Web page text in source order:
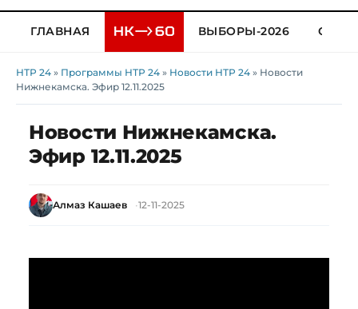
ГЛАВНАЯ ВЫБОРЫ-2026
НТР 24 » Программы НТР 24 » Новости НТР 24 » Новости
Нижнекамска. Эфир 12.11.2025
Новости Нижнекамска.
Эфир 12.11.2025
Алмаз Кашаев 12-11-2025